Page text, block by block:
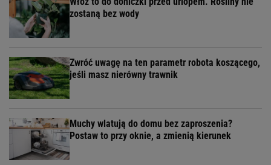
zostaną bez wody
Zwróć uwagę na ten parametr robota koszącego,
jeśli masz nierówny trawnik
Muchy wlatują do domu bez zaproszenia?
Postaw to przy oknie, a zmienią kierunek